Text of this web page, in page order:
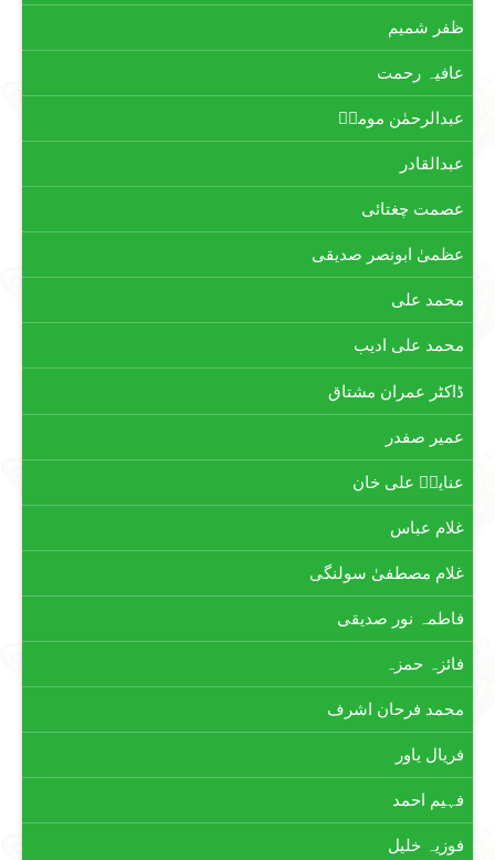
ظفر شمیم
عافیہ رحمت
عبدالرحمٰن مومنؔ
عبدالقادر
عصمت چغتائی
عظمیٰ ابونصر صدیقی
محمد علی
محمد علی ادیب
ڈاکٹر عمران مشتاق
عمیر صفدر
عنایتؔ علی خان
غلام عباس
غلام مصطفیٰ سولنگی
فاطمہ نور صدیقی
فائزہ حمزہ
محمد فرحان اشرف
فریال یاور
فہیم احمد
فوزیہ خلیل